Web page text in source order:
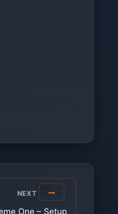
NEXT
One – Setup